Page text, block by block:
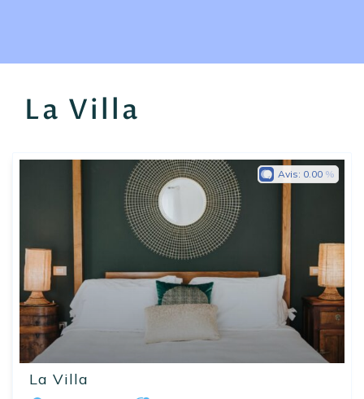
La Villa
La Villa
Avis: 0.00